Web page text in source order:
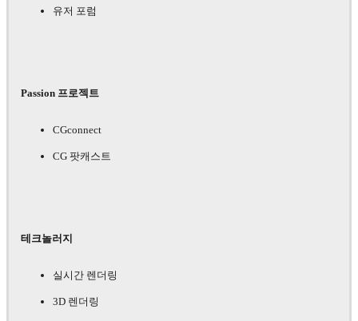
유저 포럼
Passion 프로젝트
CGconnect
CG 팟캐스트
테크놀러지
실시간 렌더링
3D 렌더링